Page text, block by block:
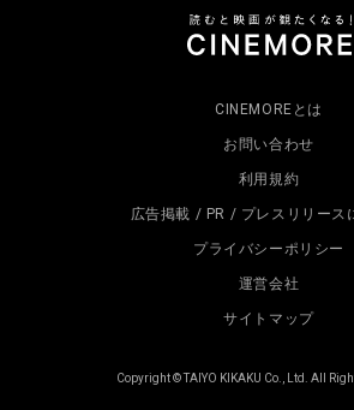
CINEMOREとは
お問い合わせ
利用規約
広告掲載 / PR / プレスリリース
プライバシーポリシー
運営会社
サイトマップ
Copyright © TAIYO KIKAKU Co., Ltd. All